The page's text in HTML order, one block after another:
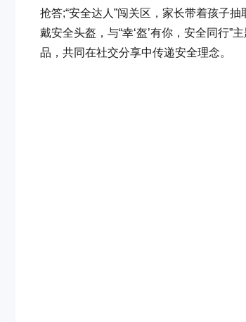
抢答;“安全达人”闯关区，家长带着孩子
戴安全头盔，与“幸‘盔’有你，安全同行
品，共同在社交分享中传递安全理念。